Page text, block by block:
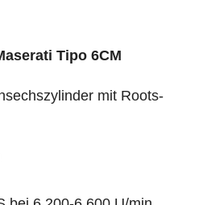
Tipo 6CM
mit Roots-